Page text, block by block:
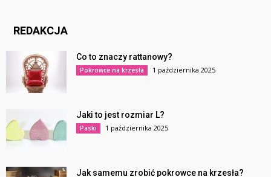
REDAKCJA
Co to znaczy rattanowy?
Pokrowce na krzesła 1 października 2025
Jaki to jest rozmiar L?
Paski 1 października 2025
Jak samemu zrobić pokrowce na krzesła?